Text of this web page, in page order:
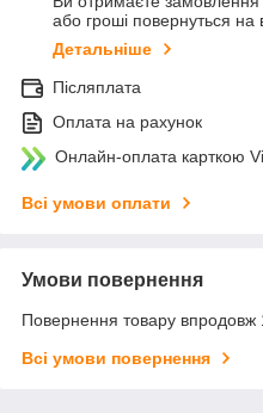
або гроші повернуться на
Детальніше
Післяплата
Оплата на рахунок
Онлайн-оплата карткою
Всі умови оплати
Умови повернення
Повернення товару впродовж
Всі умови повернення